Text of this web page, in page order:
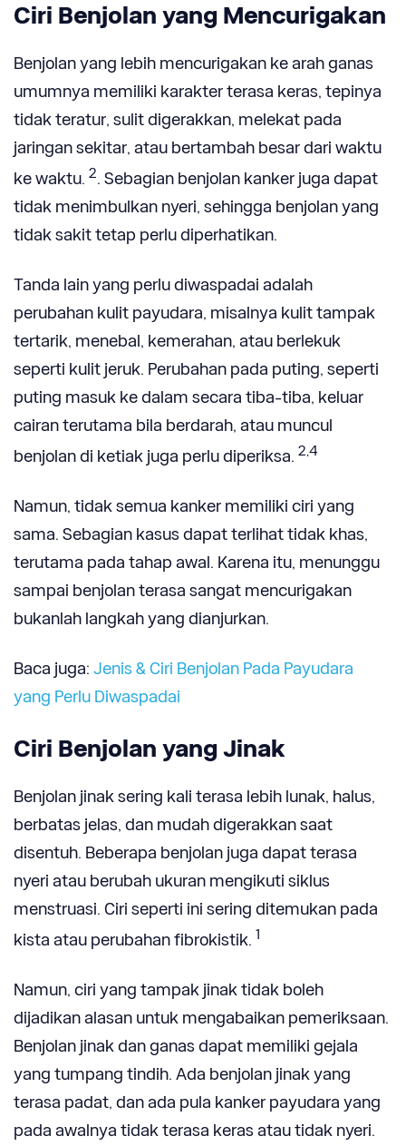
Ciri Benjolan yang Mencurigakan
Benjolan yang lebih mencurigakan ke arah ganas
umumnya memiliki karakter terasa keras, tepinya
tidak teratur, sulit digerakkan, melekat pada
jaringan sekitar, atau bertambah besar dari waktu
ke waktu. 2. Sebagian benjolan kanker juga dapat
tidak menimbulkan nyeri, sehingga benjolan yang
tidak sakit tetap perlu diperhatikan.
Tanda lain yang perlu diwaspadai adalah
perubahan kulit payudara, misalnya kulit tampak
tertarik, menebal, kemerahan, atau berlekuk
seperti kulit jeruk. Perubahan pada puting, seperti
puting masuk ke dalam secara tiba-tiba, keluar
cairan terutama bila berdarah, atau muncul
benjolan di ketiak juga perlu diperiksa. 2,4
Namun, tidak semua kanker memiliki ciri yang
sama. Sebagian kasus dapat terlihat tidak khas,
terutama pada tahap awal. Karena itu, menunggu
sampai benjolan terasa sangat mencurigakan
bukanlah langkah yang dianjurkan.
Baca juga: Jenis & Ciri Benjolan Pada Payudara
yang Perlu Diwaspadai
Ciri Benjolan yang Jinak
Benjolan jinak sering kali terasa lebih lunak, halus,
berbatas jelas, dan mudah digerakkan saat
disentuh. Beberapa benjolan juga dapat terasa
nyeri atau berubah ukuran mengikuti siklus
menstruasi. Ciri seperti ini sering ditemukan pada
kista atau perubahan fibrokistik. 1
Namun, ciri yang tampak jinak tidak boleh
dijadikan alasan untuk mengabaikan pemeriksaan.
Benjolan jinak dan ganas dapat memiliki gejala
yang tumpang tindih. Ada benjolan jinak yang
terasa padat, dan ada pula kanker payudara yang
pada awalnya tidak terasa keras atau tidak nyeri.